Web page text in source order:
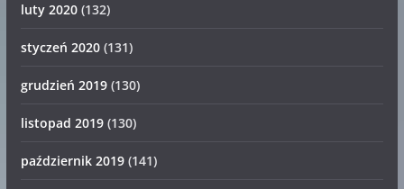
luty 2020(132)
styczeń 2020(131)
grudzień 2019(130)
listopad 2019(130)
październik 2019(141)